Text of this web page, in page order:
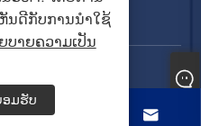
 
ນດີກັບການນໍາໃຊ້
ບາຍຄວາມເປັນ
ມຮັບ